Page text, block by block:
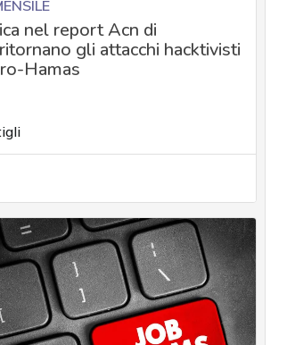
nel report Acn di
gli attacchi hacktivisti
Hamas